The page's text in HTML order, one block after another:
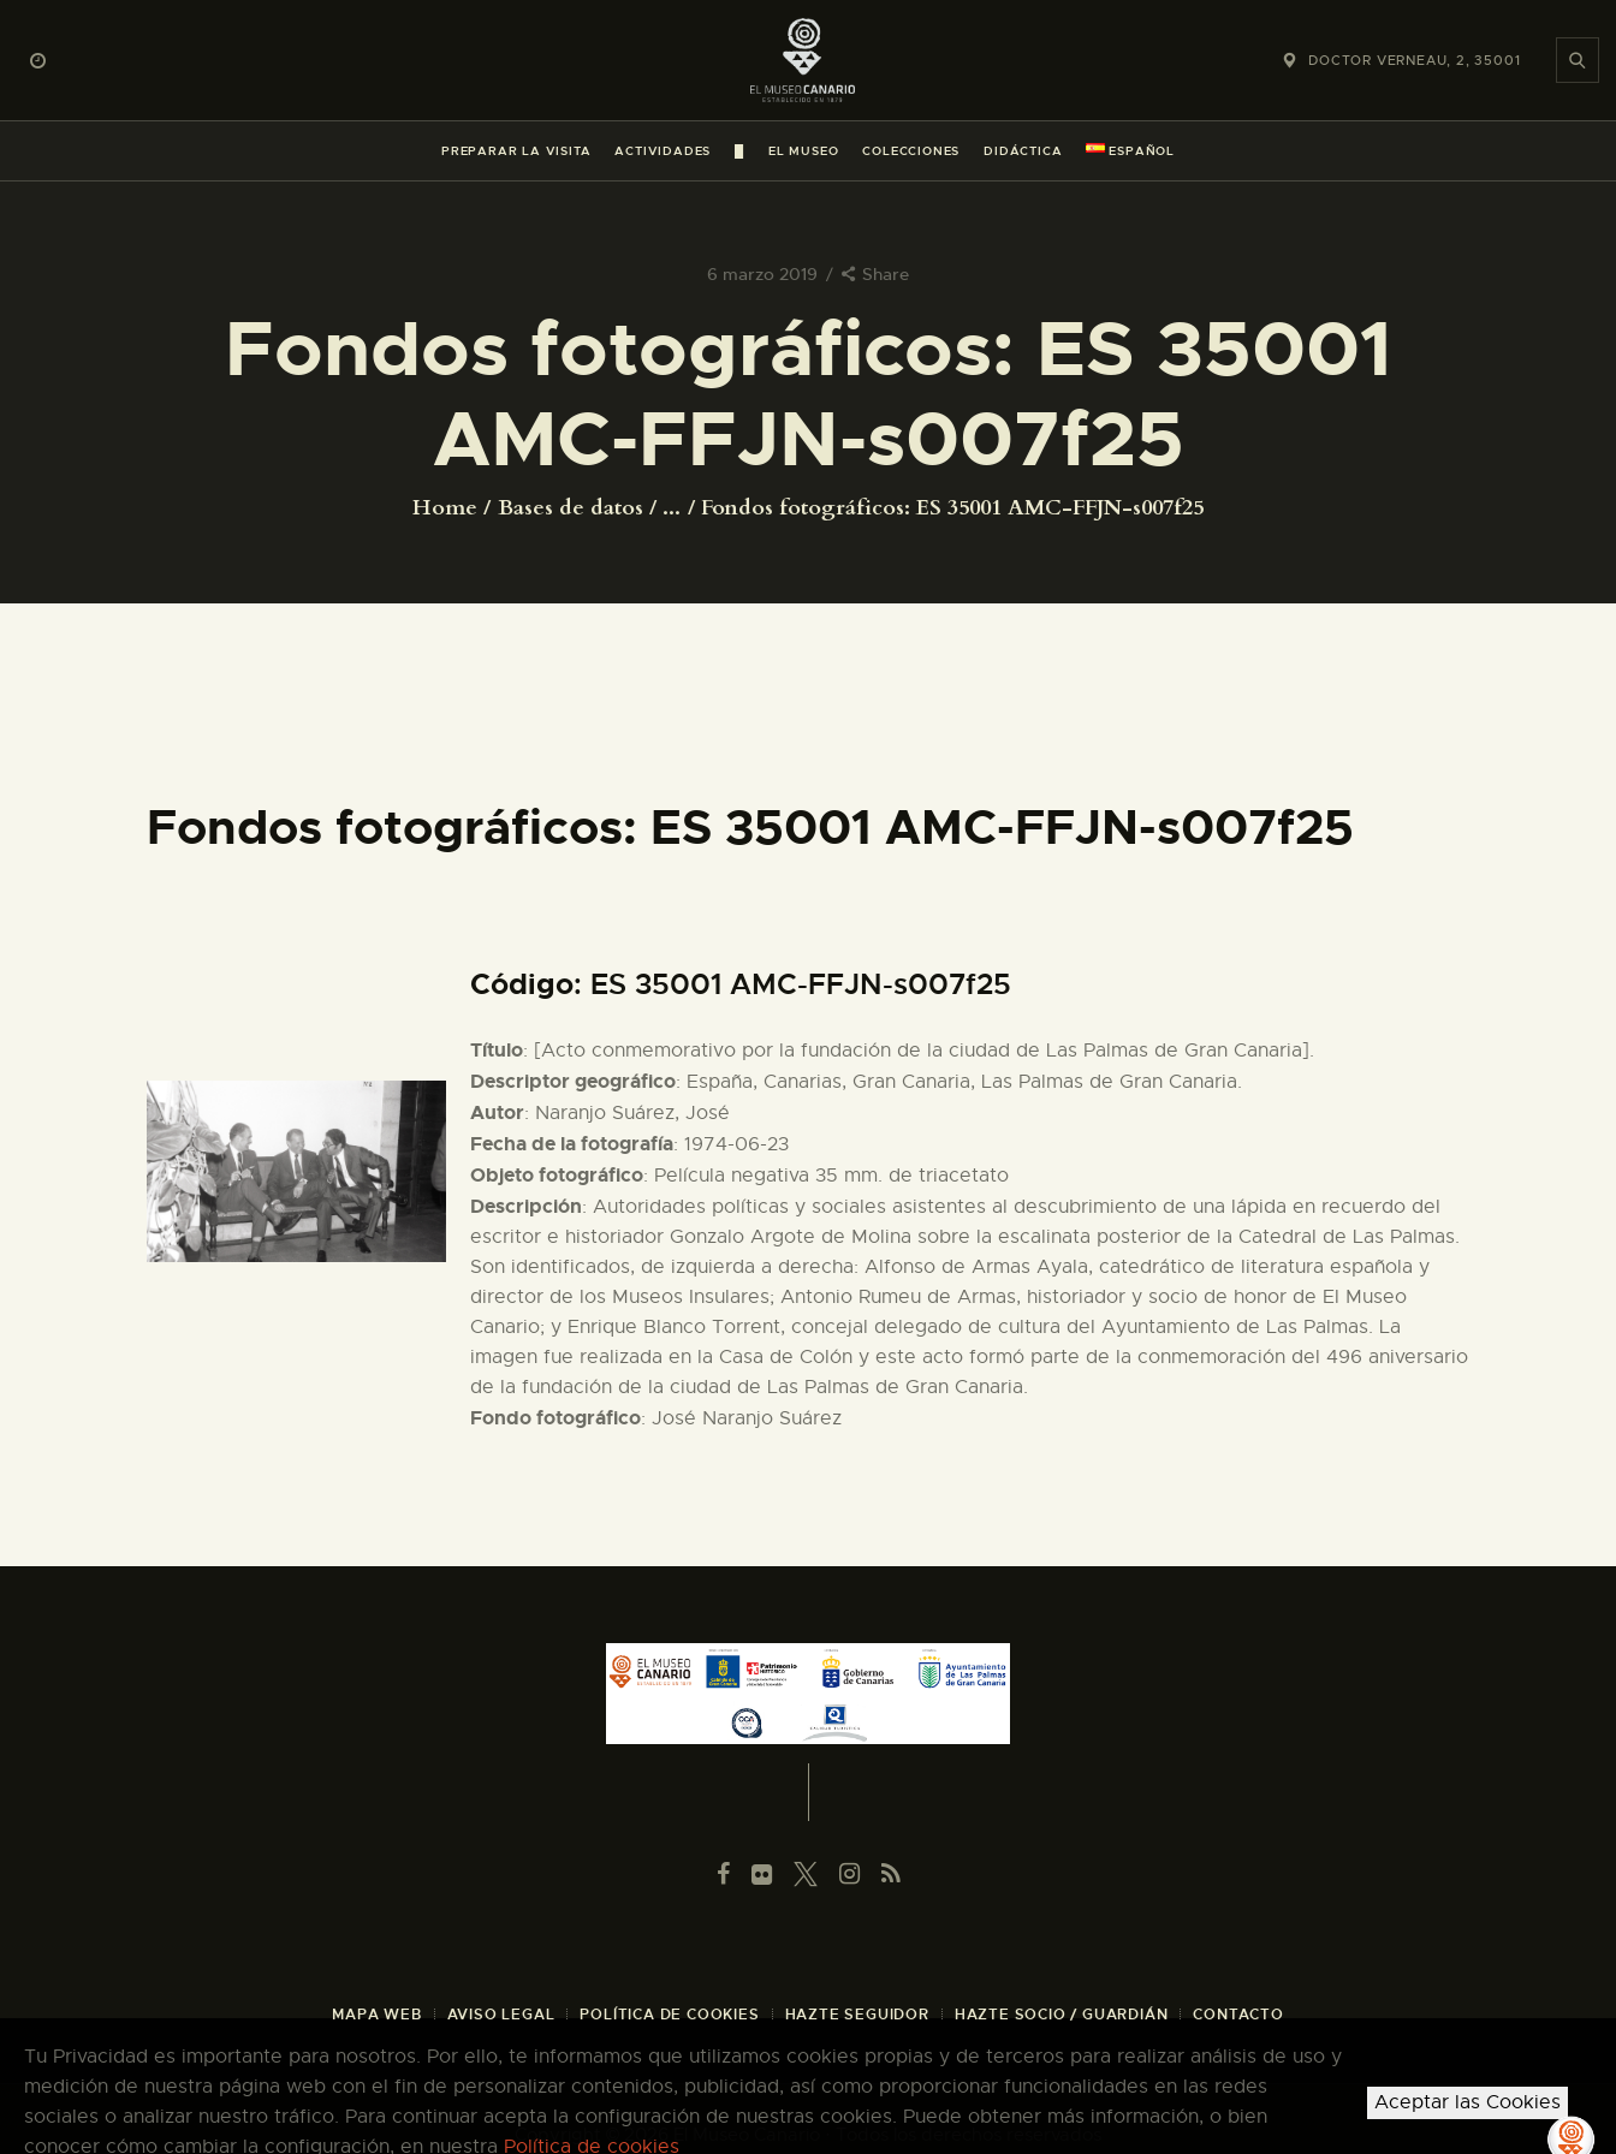
DOCTOR VERNEAU, 2, 35001
PREPARAR LA VISITA ACTIVIDADES EL MUSEO COLECCIONES DIDÁCTICA ESPAÑOL
6 marzo 2019 Share
Fondos fotográficos: ES 35001
AMC-FFJN-s007f25
Home Bases de datos ... Fondos fotográficos: ES 35001 AMC-FFJN-s007f25
PREPARAR LA VISITA
ACTIVIDADES
█
COLECCIONES
DIDÁCTICA
ESPAÑOL
Fondos fotográficos: ES 35001 AMC-FFJN-s007f25
Código: ES 35001 AMC-FFJN-s007f25
Título: [Acto conmemorativo por la fundación de la ciudad de Las Palmas de Gran Canaria].
Descriptor geográfico: España, Canarias, Gran Canaria, Las Palmas de Gran Canaria.
Autor: Naranjo Suárez, José
Fecha de la fotografía: 1974-06-23
Objeto fotográfico: Película negativa 35 mm. de triacetato
Descripción: Autoridades políticas y sociales asistentes al descubrimiento de una lápida en recuerdo del
escritor e historiador Gonzalo Argote de Molina sobre la escalinata posterior de la Catedral de Las Palmas.
Son identificados, de izquierda a derecha: Alfonso de Armas Ayala, catedrático de literatura española y
director de los Museos Insulares; Antonio Rumeu de Armas, historiador y socio de honor de El Museo
Canario; y Enrique Blanco Torrent, concejal delegado de cultura del Ayuntamiento de Las Palmas. La
imagen fue realizada en la Casa de Colón y este acto formó parte de la conmemoración del 496 aniversario
de la fundación de la ciudad de Las Palmas de Gran Canaria.
Fondo fotográfico: José Naranjo Suárez
MAPA WEB AVISO LEGAL POLÍTICA DE COOKIES HAZTE SEGUIDOR HAZTE SOCIO / GUARDIÁN CONTACTO
Copyright © 2026 El Museo Canario · Todos los derechos reservados
Tu Privacidad es importante para nosotros. Por ello, te informamos que utilizamos cookies propias y de terceros para realizar análisis de uso y
medición de nuestra página web con el fin de personalizar contenidos, publicidad, así como proporcionar funcionalidades en las redes
sociales o analizar nuestro tráfico. Para continuar acepta la configuración de nuestras cookies. Puede obtener más información, o bien
conocer cómo cambiar la configuración, en nuestra Política de cookies
Aceptar las Cookies